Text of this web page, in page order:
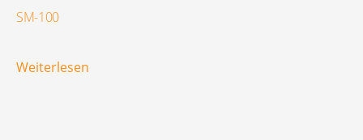
SM-100
Weiterlesen